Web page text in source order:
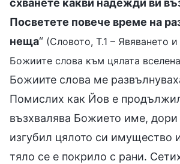
Посветете повече време на
неща“ (Словото, Т.1 – Явяването
Божиите слова към цялата
Божиите слова ме
Помислих как Йов е
възхвалява Божието име, дори
изгубил цялото си имущество
тяло се е покрило с рани.